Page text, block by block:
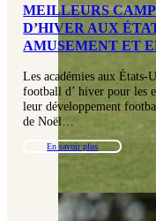
MEILLEURS
D’HIVER AUX
AMUSEMENT ET
Les académies aux États-
football d’ hiver pour les
leur développement
de Noël…
En savoir plus